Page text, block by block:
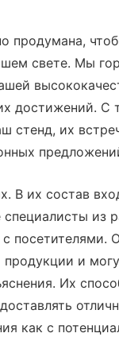
продумана,
свете. Мы
достижений. С
стенд, их
В их состав
из
посетителями.
и
Их
как с